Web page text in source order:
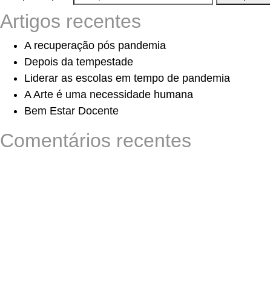
Artigos recentes
A recuperação pós pandemia
Depois da tempestade
Liderar as escolas em tempo de pandemia
A Arte é uma necessidade humana
Bem Estar Docente
Comentários recentes